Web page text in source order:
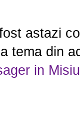
astazi
tema din
in